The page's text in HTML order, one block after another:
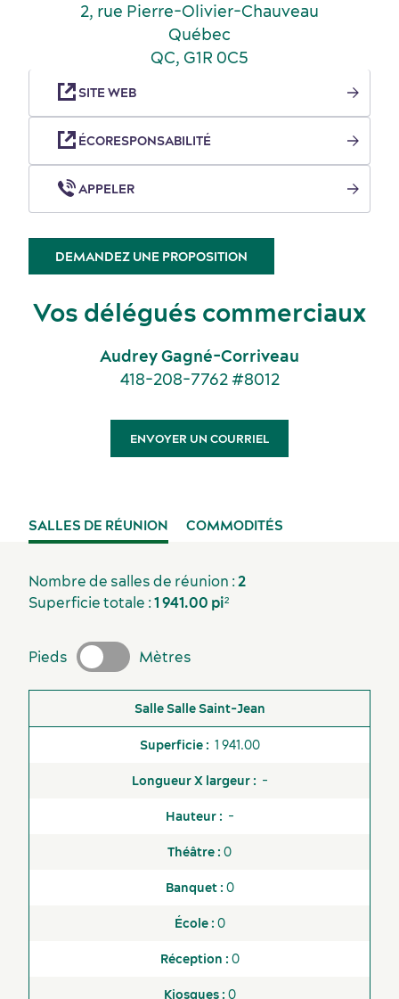
Industries clés
Écoresponsabilité événementielle
Hébergement
Activités et expériences
2, rue Pierre-Olivier-Chauveau
Québec
QC, G1R 0C5
SITE WEB
ÉCORESPONSABILITÉ
APPELER
DEMANDEZ UNE PROPOSITION
SALLES DE RÉUNION COMMODITÉS
Disponible
Nombre de salles de réunion : 2
Superficie totale : 1 941.00 pi²
Pieds Mètres
Superficie Longueur X largeur
Salle Saint-Jean
1 941.00
-
-
0
0
0
0
0
Vos délégués commerciaux
Audrey Gagné-Corriveau
418-208-7762 #8012
ENVOYER UN COURRIEL